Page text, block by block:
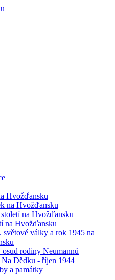
Hvožďansku
na Hvožďansku
na Hvožďansku
na Hvožďansku
světové války a rok 1945 na
rodiny Neumannů
Dědku - říjen 1944
a památky